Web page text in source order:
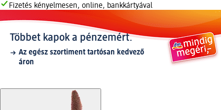
Fizetés kényelmesen, online, bankkártyával
Többet kapok a pénzemért.
Az egész szortiment tartósan kedvező
áron